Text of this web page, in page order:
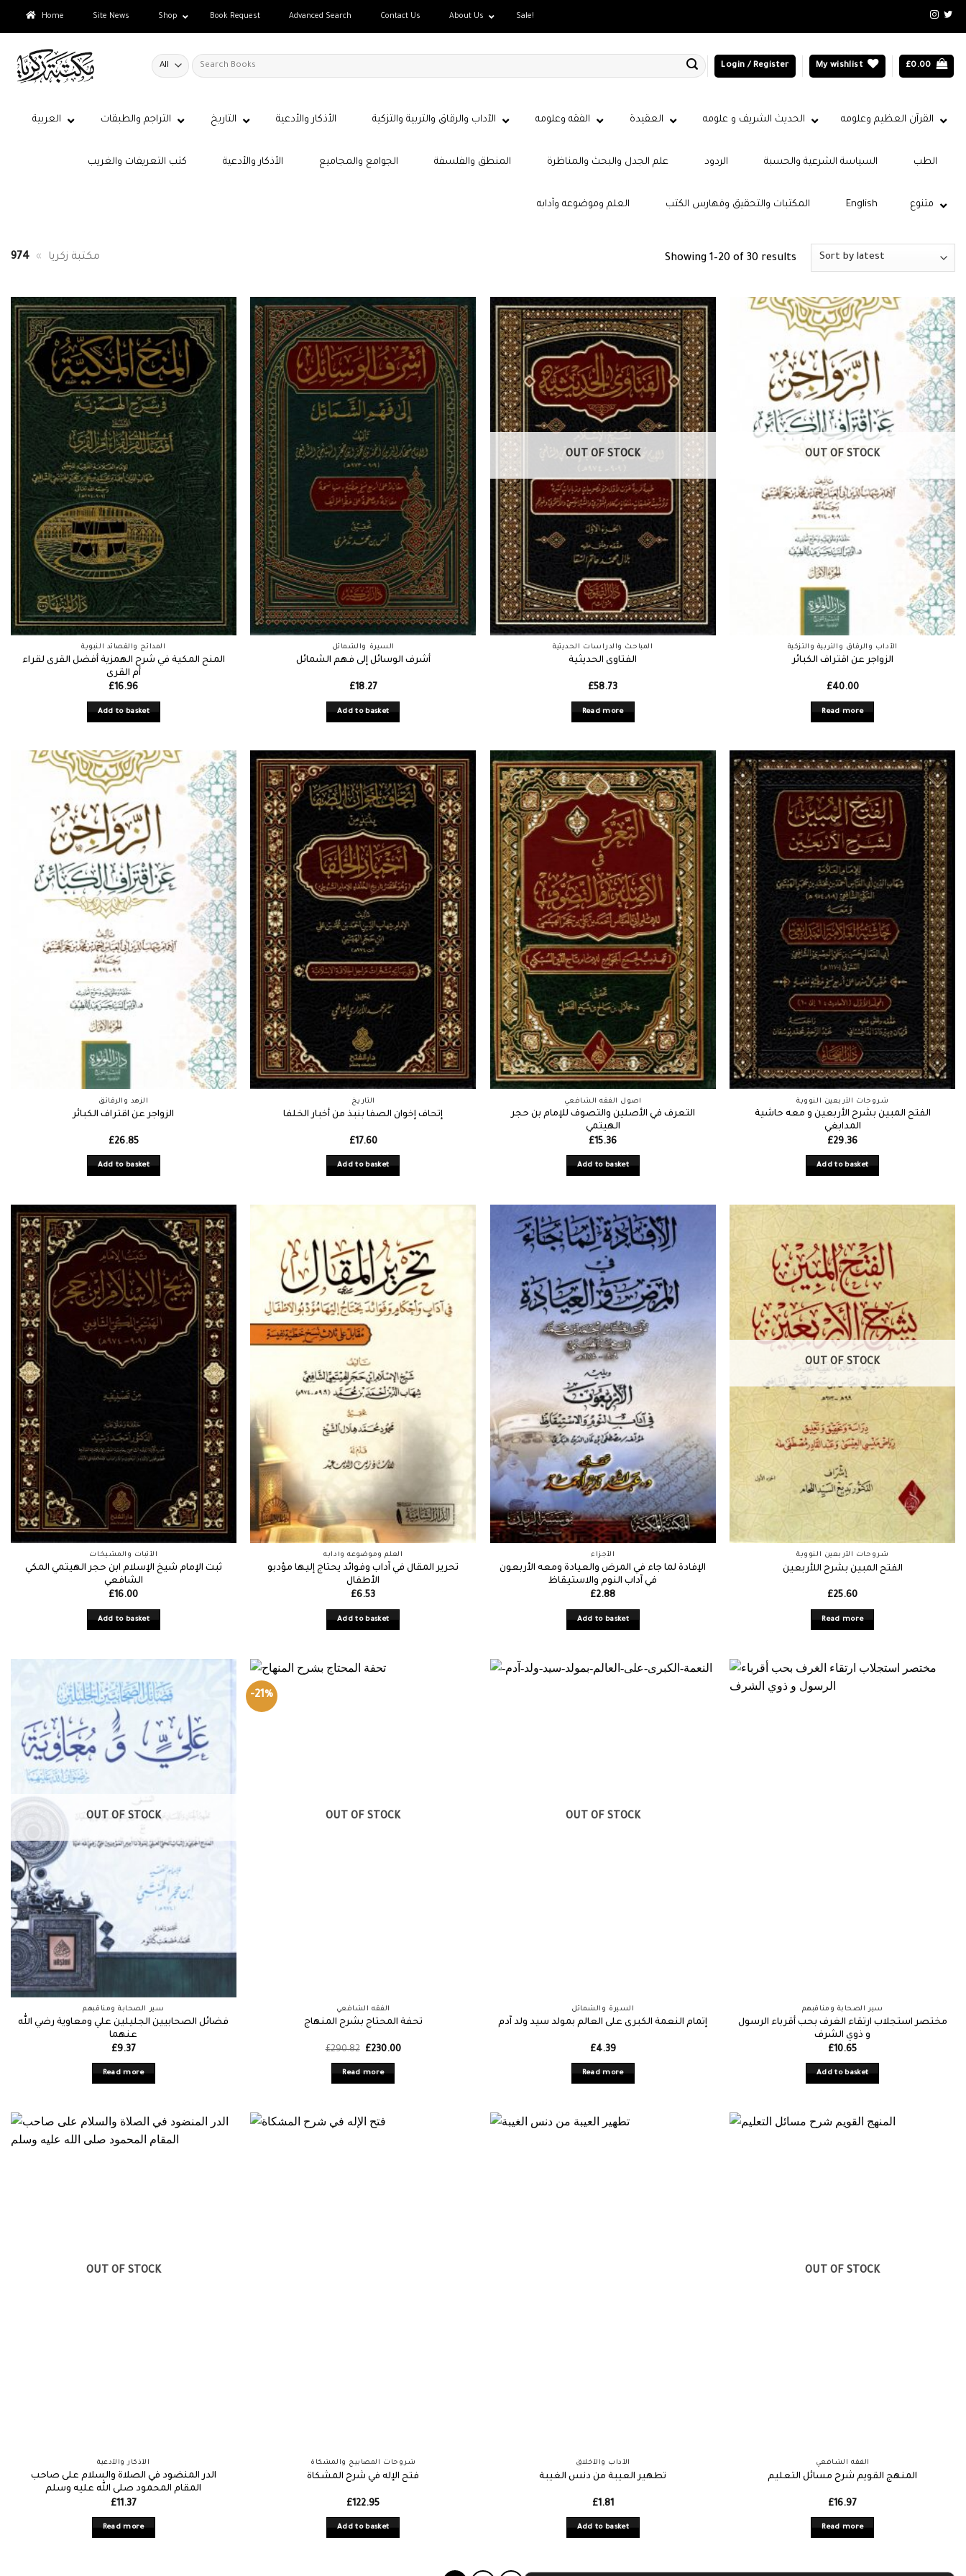
Home Site News Shop Book Request Advanced Search Contact Us About Us Sale!
Search
for:
Login / Register My wishlist £0.00
القرآن العظيم وعلومه الحديث الشريف و علومه العقيدة الفقه وعلومه الآداب والرقاق والتربية والتزكية الأذكار والأدعية التاريخ التراجم والطبقات العربية
كتب التعريفات والغريب الأذكار والأدعية الجوامع والمجاميع المنطق والفلسفة علم الجدل والبحث والمناظرة الردود السياسة الشرعية والحسبة الطب
العلم وموضوعه وآدابه المكتبات والتحقيق وفهارس الكتب متنوع English
مكتبة زكريا »
974 Showing 1–20 of 30 resultsSorted
المدائح والقصائد النبوية
المنح المكية في شرح الهمزية أفضل القرى لقراء
أم القرى
£16.96
Add to basket
السيرة والشمائل
أشرف الوسائل إلى فهم الشمائل
£18.27
Add to basket
OUT OF STOCK
المباحث والدراسات الحديثية
الفتاوى الحديثية
£58.73
Read more
OUT OF STOCK
الآداب والرقاق والتربية والتزكية
الزواجر عن اقتراف الكبائر
£40.00
Read more
الزهد والرقائق
الزواجر عن اقتراف الكبائر
£26.85
Add to basket
التاريخ
إتحاف إخوان الصفا بنبذ من أخبار الخلفا
£17.60
Add to basket
أصول الفقه الشافعي
التعرف في الأصلين والتصوف للإمام بن حجر
الهيتمي
£15.36
Add to basket
شروحات الأربعين النووية
الفتح المبين بشرح الأربعين و معه حاشية
المدابغي
£29.36
Add to basket
الأثبات والمشيخات
ثبت الإمام شيخ الإسلام ابن حجر الهيتمي المكي
الشافعي
£16.00
Add to basket
العلم وموضوعه وآدابه
تحرير المقال في آداب وفوائد يحتاج إليها مؤدبو
الأطفال
£6.53
Add to basket
الأجزاء
الإفادة لما جاء في المرض والعيادة ومعه الأربعون
في آداب النوم والاستيقاظ
£2.88
Add to basket
OUT OF STOCK
شروحات الأربعين النووية
الفتح المبين بشرح اللأربعين
£25.60
Read more
OUT OF STOCK
سير الصحابة ومناقبهم
فضائل الصحابيين الجليلين علي ومعاوية رضي الله
عنهما
£9.37
Read more
-21%
OUT OF STOCK
الفقه الشافعي
تحفة المحتاج بشرح المنهاج
£290.82
Original
was:
£230.00Current
Read more
OUT OF STOCK
السيرة والشمائل
إتمام النعمة الكبرى على العالم بمولد سيد ولد آدم
£4.39
Read more
سير الصحابة ومناقبهم
مختصر استجلاب ارتقاء الغرف بحب أقرباء الرسول
و ذوي الشرف
£10.65
Add to basket
OUT OF STOCK
الأذكار والأدعية
الدر المنضود في الصلاة والسلام على صاحب
المقام المحمود صلى الله عليه وسلم
£11.37
Read more
شروحات المصابيح والمشكاة
فتح الإله في شرح المشكاة
£122.95
Add to basket
الآداب والأخلاق
تطهير العيبة من دنس الغيبة
£1.81
Add to basket
OUT OF STOCK
الفقه الشافعي
المنهج القويم شرح مسائل التعليم
£16.97
Read more